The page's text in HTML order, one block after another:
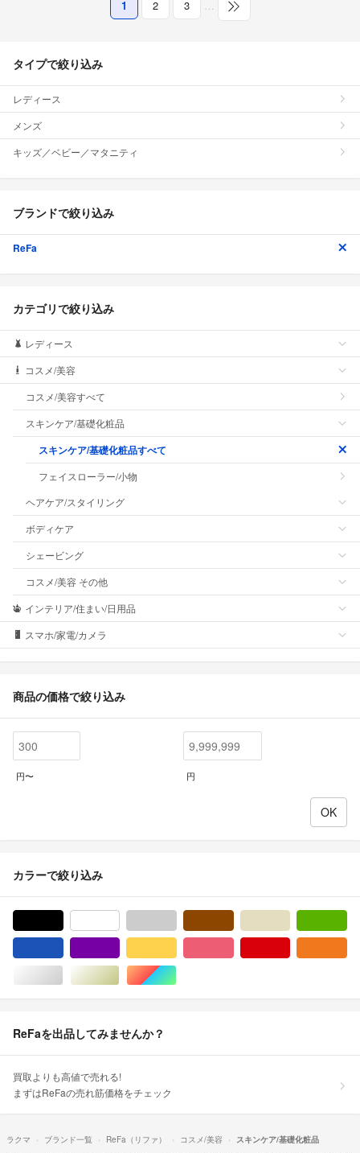
1 2 3 …
タイプで絞り込み
レディース
メンズ
キッズ／ベビー／マタニティ
ブランドで絞り込み
ReFa
カテゴリで絞り込み
レディース
コスメ/美容
コスメ/美容すべて
スキンケア/基礎化粧品
スキンケア/基礎化粧品すべて
フェイスローラー/小物
ヘアケア/スタイリング
ボディケア
シェービング
コスメ/美容 その他
インテリア/住まい/日用品
スマホ/家電/カメラ
商品の価格で絞り込み
円〜 円
カラーで絞り込み
シルバー/銀色系ゴールド/金色系マルチカラー
ReFaを出品してみませんか？
買取よりも高値で売れる!
まずはReFaの売れ筋価格をチェック
ラクマ ブランド一覧 ReFa（リファ） コスメ/美容
スキンケア/基礎化粧品